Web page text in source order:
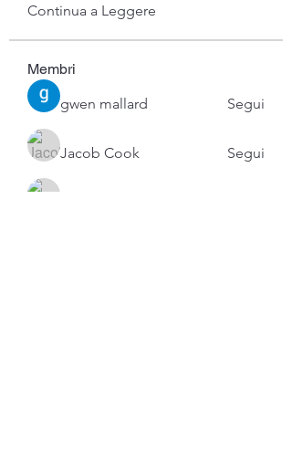
Continua a Leggere
Membri
gwen mallard
Segui
Jacob Cook Segui